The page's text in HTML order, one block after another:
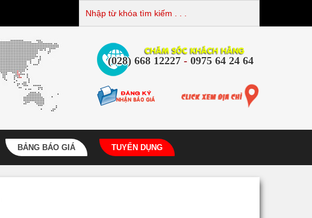
(028) 668 12227 - 0975 64 24 64
BẢNG BÁO GIÁ TUYỂN DỤNG